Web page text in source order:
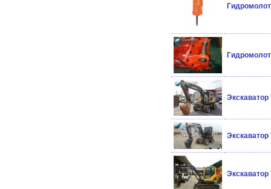
Экскаватор
Экскаватор
Экскаватор